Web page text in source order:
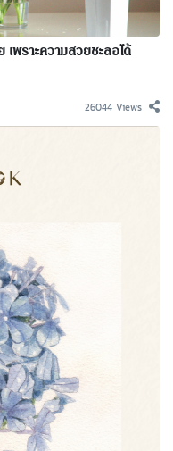
เพราะความสวยชะลอได้
26044 Views